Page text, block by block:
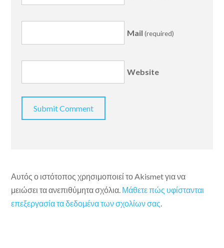
Mail (required)
Website
Αυτός ο ιστότοπος χρησιμοποιεί το Akismet για να
μειώσει τα ανεπιθύμητα σχόλια. Μάθετε πώς υφίστανται
επεξεργασία τα δεδομένα των σχολίων σας.